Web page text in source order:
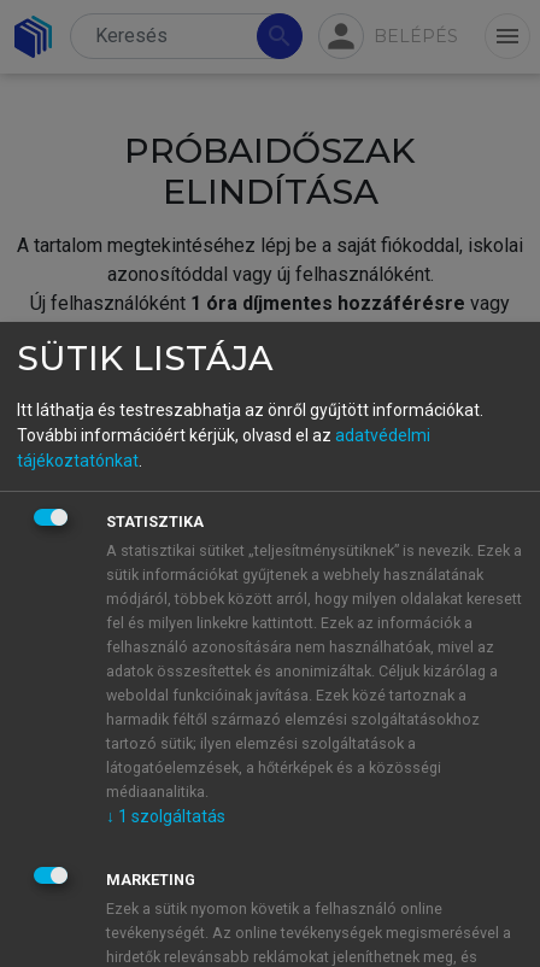
search person BELÉPÉS menu
PRÓBAIDŐSZAK
ELINDÍTÁSA
A tartalom megtekintéséhez lépj be a saját fiókoddal, iskolai
azonosítóddal vagy új felhasználóként.
Új felhasználóként 1 óra díjmentes hozzáférésre vagy
fiókoddal,vagy hozz létre új fiókot.
A regisztráció után apróbaidőszakautomatikusan
BELÉPÉS SAJÁT FIÓKKAL
ÚJ FIÓK LÉTREHOZÁSA
1 óra díjmentes hozzáférés
E-MAIL-CÍM
JELSZÓ
JELSZÓ ÚJRA
SÜTIK LISTÁJA
Itt láthatja és testreszabhatja az önről gyűjtött információkat.
További információért kérjük, olvasd el az adatvédelmi
tájékoztatónkat
STATISZTIKA
A statisztikai sütiket „teljesítménysütiknek” is nevezik. Ezek a
sütik információkat gyűjtenek a webhely használatának
módjáról, többek között arról, hogy milyen oldalakat keresett
fel és milyen linkekre kattintott. Ezek az információk a
felhasználó azonosítására nem használhatóak, mivel az
adatok összesítettek és anonimizáltak. Céljuk kizárólag a
weboldal funkcióinak javítása. Ezek közé tartoznak a
harmadik féltől származó elemzési szolgáltatásokhoz
tartozó sütik; ilyen elemzési szolgáltatások a
látogatóelemzések, a hőtérképek és a közösségi
médiaanalitika.
↓ 1 szolgáltatás
MARKETING
Ezek a sütik nyomon követik a felhasználó online
tevékenységét. Az online tevékenységek megismerésével a
hirdetők relevánsabb reklámokat jeleníthetnek meg, és